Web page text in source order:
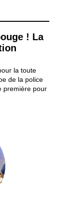
! La
la toute
de la police
première pour
missions